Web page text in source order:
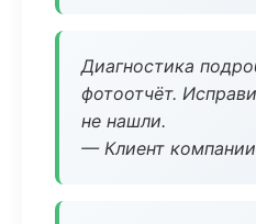
Диагностика
фотоотчёт.
не нашли.
— Клиент компании